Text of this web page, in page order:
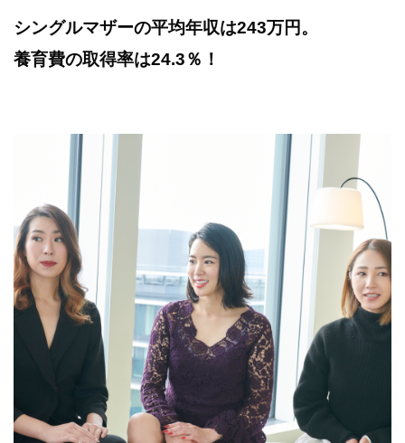
シングルマザーの平均年収は243万円。
養育費の取得率は24.3％！